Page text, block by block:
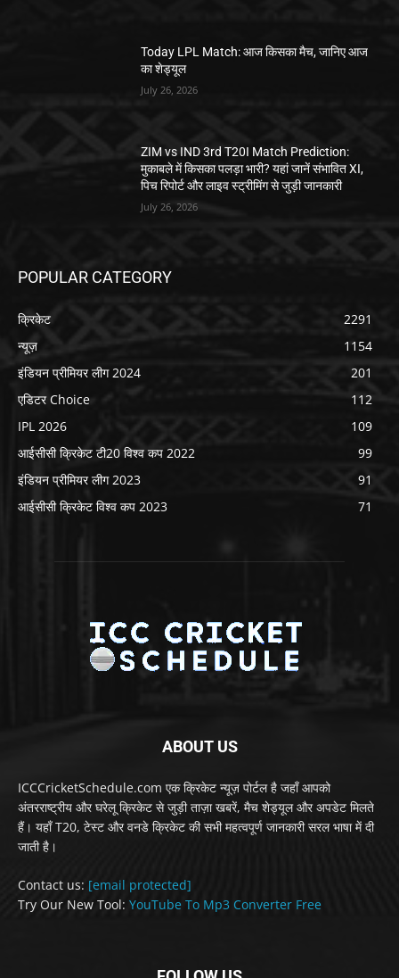
Today LPL Match: आज किसका मैच, जानिए आज
का शेड्यूल
July 26, 2026
ZIM vs IND 3rd T20I Match Prediction:
मुकाबले में किसका पलड़ा भारी? यहां जानें संभावित XI,
पिच रिपोर्ट और लाइव स्ट्रीमिंग से जुड़ी जानकारी
July 26, 2026
POPULAR CATEGORY
क्रिकेट
2291
न्यूज़
1154
इंडियन प्रीमियर लीग 2024
201
एडिटर Choice
112
IPL 2026
109
आईसीसी क्रिकेट टी20 विश्व कप 2022
99
इंडियन प्रीमियर लीग 2023
91
आईसीसी क्रिकेट विश्व कप 2023
71
ABOUT US
ICCCricketSchedule.com एक क्रिकेट न्यूज़ पोर्टल है जहाँ आपको
अंतरराष्ट्रीय और घरेलू क्रिकेट से जुड़ी ताज़ा खबरें, मैच शेड्यूल और अपडेट मिलते
हैं। यहाँ T20, टेस्ट और वनडे क्रिकेट की सभी महत्वपूर्ण जानकारी सरल भाषा में दी
जाती है।
Contact us: [email protected]
Try Our New Tool: YouTube To Mp3 Converter Free